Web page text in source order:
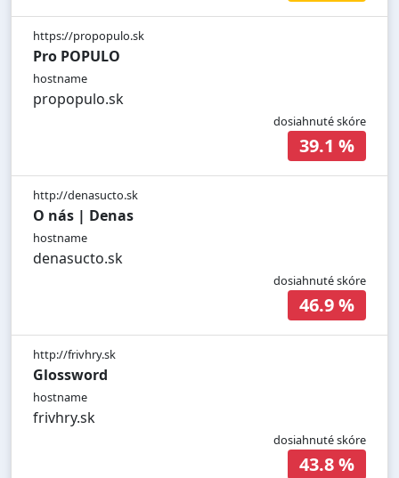
https://propopulo.sk
Pro POPULO
hostname
propopulo.sk
dosiahnuté skóre
39.1 %
http://denasucto.sk
O nás | Denas
hostname
denasucto.sk
dosiahnuté skóre
46.9 %
http://frivhry.sk
Glossword
hostname
frivhry.sk
dosiahnuté skóre
43.8 %